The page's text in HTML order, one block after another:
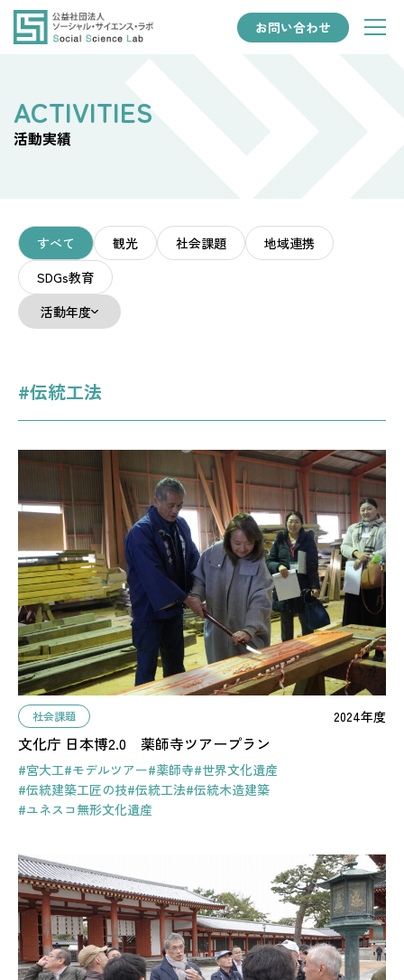
お問い合わせ
活動実績
すべて 観光 社会課題
地域連携
SDGs教育
活動年度
#伝統工法
社会課題 2024年度
文化庁 日本博2.0 薬師寺ツアープラン
#宮大工#モデルツアー#薬師寺#世界文化遺産
#伝統建築工匠の技#伝統工法#伝統木造建築
#ユネスコ無形文化遺産